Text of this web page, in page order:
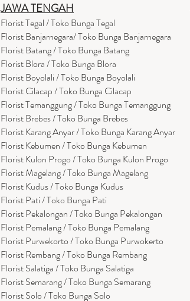
JAWA TENGAH
Florist Tegal / Toko Bunga Tegal
Florist Banjarnegara/ Toko Bunga Banjarnegara
Florist Batang / Toko Bunga Batang
Florist Blora / Toko Bunga Blora
Florist Boyolali / Toko Bunga Boyolali
Florist Cilacap / Toko Bunga Cilacap
Florist Temanggung / Toko Bunga Temanggung
Florist Brebes / Toko Bunga Brebes
Florist Karang Anyar / Toko Bunga Karang Anyar
Florist Kebumen / Toko Bunga Kebumen
Florist Kulon Progo / Toko Bunga Kulon Progo
Florist Magelang / Toko Bunga Magelang
Florist Kudus / Toko Bunga Kudus
Florist Pati / Toko Bunga Pati
Florist Pekalongan / Toko Bunga Pekalongan
Florist Pemalang / Toko Bunga Pemalang
Florist Purwekorto / Toko Bunga Purwokerto
Florist Rembang / Toko Bunga Rembang
Florist Salatiga / Toko Bunga Salatiga
Florist Semarang / Toko Bunga Semarang
Florist Solo / Toko Bunga Solo